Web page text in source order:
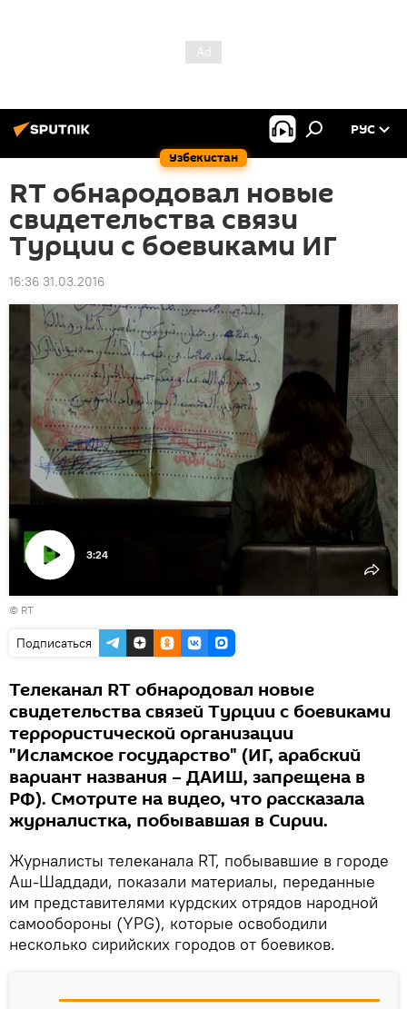
Узбекистан
РУС
RT обнародовал новые
свидетельства связи
Турции с боевиками ИГ
16:36 31.03.2016
Воспроизвести
3:24
© RT
Подписаться
Телеканал RT обнародовал новые
свидетельства связей Турции с боевиками
террористической организации
"Исламское государство" (ИГ, арабский
вариант названия – ДАИШ, запрещена в
РФ). Смотрите на видео, что рассказала
журналистка, побывавшая в Сирии.
Журналисты телеканала RT, побывавшие в городе
Аш-Шаддади, показали материалы, переданные
им представителями курдских отрядов народной
самообороны (YPG), которые освободили
несколько сирийских городов от боевиков.